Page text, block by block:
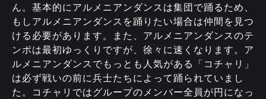
ん。基本的にアルメニアンダンスは集団で踊るため、
もしアルメニアンダンスを踊りたい場合は仲間を見つ
ける必要があります。また、アルメニアンダンスのテ
ンポは最初ゆっくりですが、徐々に速くなります。ア
ルメニアンダンスでもっとも人気がある「コチャリ」
は必ず戦いの前に兵士たちによって踊られていまし
た。コチャリではグループのメンバー全員が円になっ